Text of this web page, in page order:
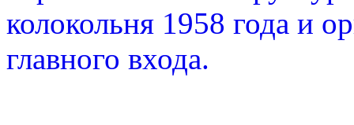
колокольня 1958 года и
главного входа.